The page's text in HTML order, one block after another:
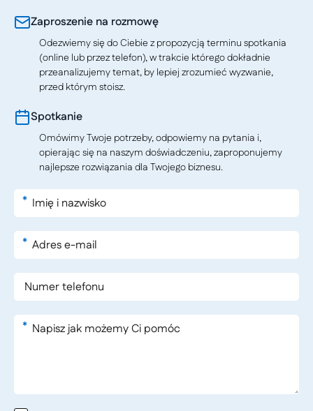
Zaproszenie na rozmowę
Odezwiemy się do Ciebie z propozycją terminu spotkania
(online lub przez telefon), w trakcie którego dokładnie
przeanalizujemy temat, by lepiej zrozumieć wyzwanie,
przed którym stoisz.
Spotkanie
Omówimy Twoje potrzeby, odpowiemy na pytania i,
opierając się na naszym doświadczeniu, zaproponujemy
najlepsze rozwiązania dla Twojego biznesu.
*
*
*